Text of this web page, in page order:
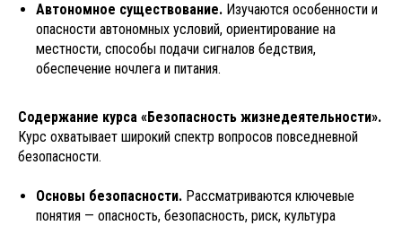
Автономное существование. Изучаются особенности и
опасности автономных условий, ориентирование на
местности, способы подачи сигналов бедствия,
обеспечение ночлега и питания.
Содержание курса «Безопасность жизнедеятельности».
Курс охватывает широкий спектр вопросов повседневной
безопасности.
Основы безопасности. Рассматриваются ключевые
понятия — опасность, безопасность, риск, культура